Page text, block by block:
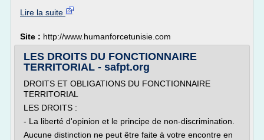
Lire la suite
Site : http://www.humanforcetunisie.com
LES DROITS DU FONCTIONNAIRE
TERRITORIAL - safpt.org
DROITS ET OBLIGATIONS DU FONCTIONNAIRE
TERRITORIAL
LES DROITS :
- La liberté d'opinion et le principe de non-discrimination.
Aucune distinction ne peut être faite à votre encontre en